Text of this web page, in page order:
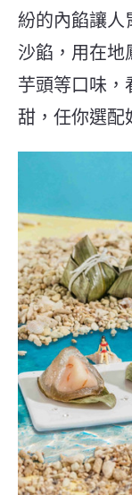
紛的內餡讓人
沙餡，用在地
芋頭等口味，
甜，任你選配